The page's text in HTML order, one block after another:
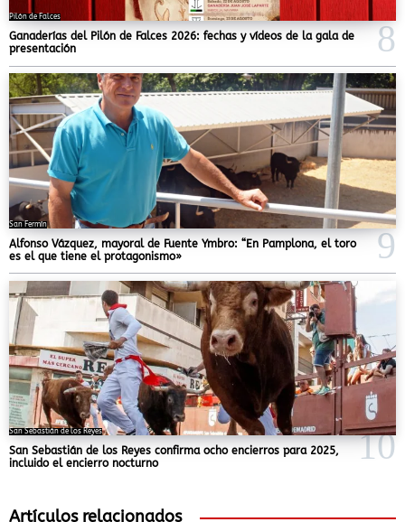
Pilón de Falces
Ganaderías del Pilón de Falces 2026: fechas y vídeos de la gala de
presentación
San Fermín
Alfonso Vázquez, mayoral de Fuente Ymbro: “En Pamplona, el toro
es el que tiene el protagonismo»
San Sebastián de los Reyes
San Sebastián de los Reyes confirma ocho encierros para 2025,
incluido el encierro nocturno
Artículos relacionados